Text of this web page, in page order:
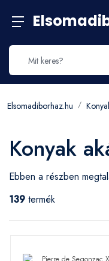
Elsomadiborhaz.hu
Konyak
Ebben a részben
139 termék